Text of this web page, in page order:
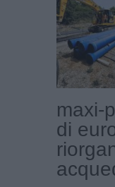
maxi-
di